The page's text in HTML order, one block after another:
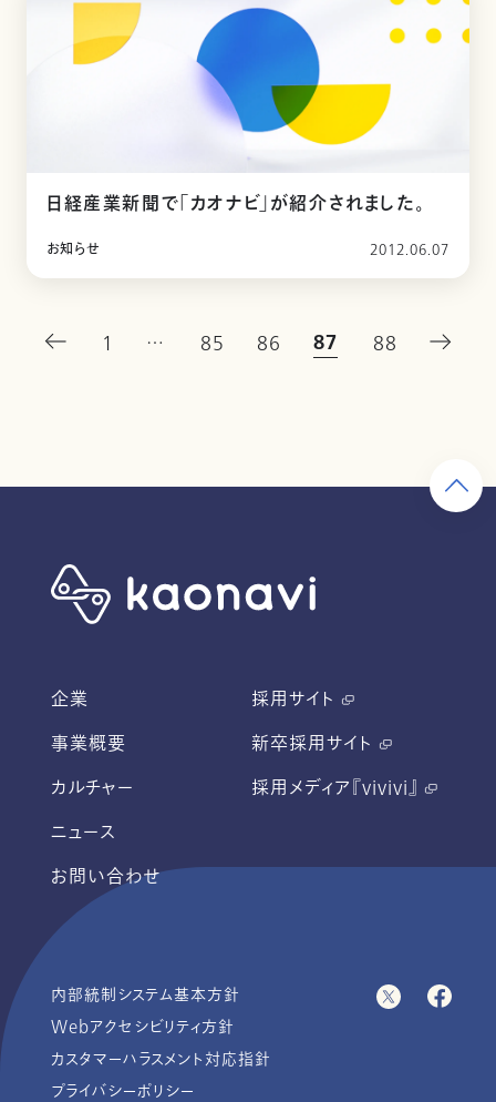
日経産業新聞で「カオナビ」が紹介されました。
お知らせ 2012.06.07
1 … 85 86 87 88
企業
事業概要
カルチャー
ニュース
お問い合わせ
採用サイト
新卒採用サイト
採用メディア『vivivi』
内部統制システム基本方針
Webアクセシビリティ方針
カスタマーハラスメント対応指針
プライバシーポリシー